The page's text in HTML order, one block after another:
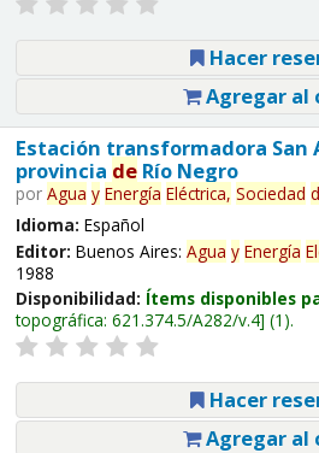
Hacer
Agregar al
Estación transformadora San
provincia deRío Negro
por Agua y Energía Eléctrica, Sociedad
Idioma: Español
Editor: Buenos Aires: Agua y Energía
1988
Disponibilidad: Ítems disponibles
topográfica: 621.374.5/A282/v.4 (1).
Hacer
Agregar al